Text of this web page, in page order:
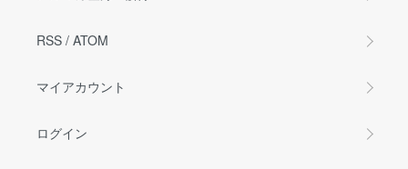
RSS / ATOM
マイアカウント
ログイン